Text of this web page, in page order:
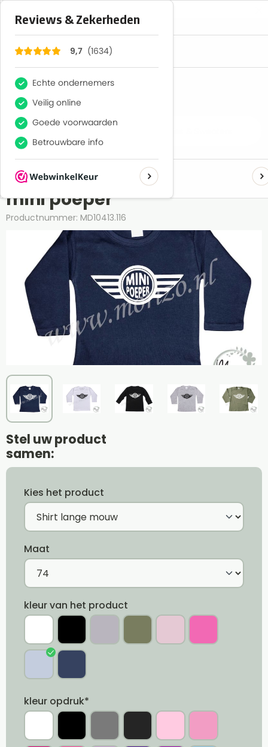
9,7
Gratis verzenden boven €50,-
Home
Shirt of trui met de tekst:
mini poeper
Productnummer: MD10413.116
Stel uw product
samen:
Kies het product
Maat
kleur van het product
kleur opdruk*